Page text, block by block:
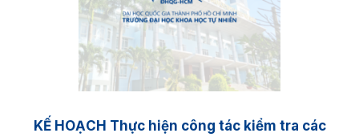
KẾ HOẠCH Thực hiện công tác kiểm tra các